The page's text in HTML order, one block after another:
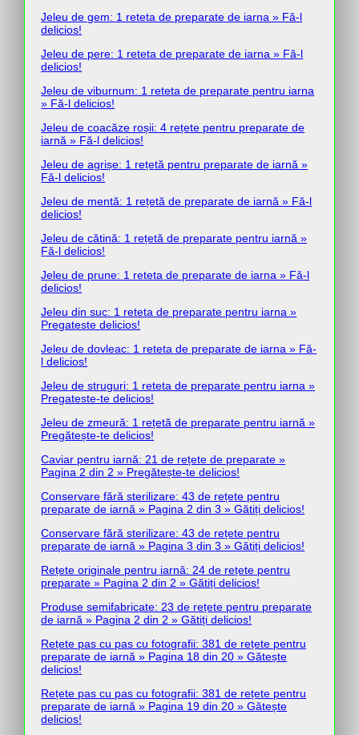
Jeleu de gem: 1 reteta de preparate de iarna » Fă-l
delicios!
Jeleu de pere: 1 reteta de preparate de iarna » Fă-l
delicios!
Jeleu de viburnum: 1 reteta de preparate pentru iarna
» Fă-l delicios!
Jeleu de coacăze roșii: 4 rețete pentru preparate de
iarnă » Fă-l delicios!
Jeleu de agrișe: 1 rețetă pentru preparate de iarnă »
Fă-l delicios!
Jeleu de mentă: 1 rețetă de preparate de iarnă » Fă-l
delicios!
Jeleu de cătină: 1 rețetă de preparate pentru iarnă »
Fă-l delicios!
Jeleu de prune: 1 reteta de preparate de iarna » Fă-l
delicios!
Jeleu din suc: 1 reteta de preparate pentru iarna »
Pregateste delicios!
Jeleu de dovleac: 1 reteta de preparate de iarna » Fă-
l delicios!
Jeleu de struguri: 1 reteta de preparate pentru iarna »
Pregateste-te delicios!
Jeleu de zmeură: 1 rețetă de preparate pentru iarnă »
Pregătește-te delicios!
Caviar pentru iarnă: 21 de rețete de preparate »
Pagina 2 din 2 » Pregătește-te delicios!
Conservare fără sterilizare: 43 de rețete pentru
preparate de iarnă » Pagina 2 din 3 » Gătiți delicios!
Conservare fără sterilizare: 43 de rețete pentru
preparate de iarnă » Pagina 3 din 3 » Gătiți delicios!
Rețete originale pentru iarnă: 24 de rețete pentru
preparate » Pagina 2 din 2 » Gătiți delicios!
Produse semifabricate: 23 de rețete pentru preparate
de iarnă » Pagina 2 din 2 » Gătiți delicios!
Rețete pas cu pas cu fotografii: 381 de rețete pentru
preparate de iarnă » Pagina 18 din 20 » Gătește
delicios!
Rețete pas cu pas cu fotografii: 381 de rețete pentru
preparate de iarnă » Pagina 19 din 20 » Gătește
delicios!